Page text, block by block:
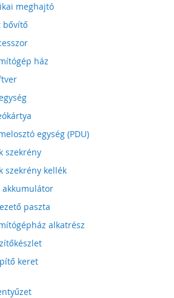
meghajtó
bővítő
ház
egység (PDU)
szekrény
szekrény kellék
akkumulátor
paszta
alkatrész
keret